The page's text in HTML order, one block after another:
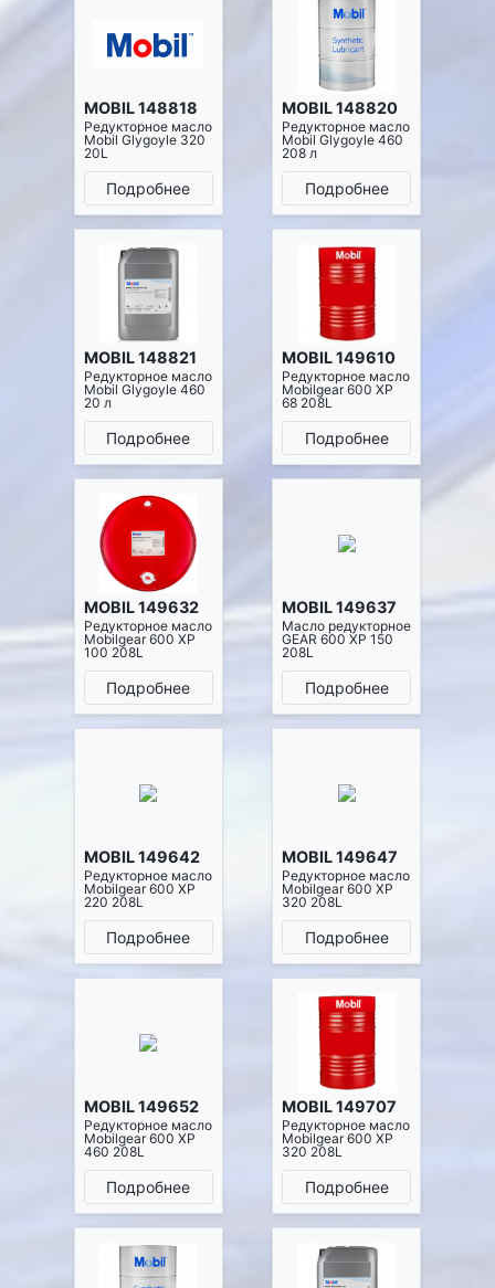
MOBIL 148818
Редукторное масло
Mobil Glygoyle 320
20L
Подробнее
MOBIL 148820
Редукторное масло
Mobil Glygoyle 460
208 л
Подробнее
MOBIL 148821
Редукторное масло
Mobil Glygoyle 460
20 л
Подробнее
MOBIL 149610
Редукторное масло
Mobilgear 600 XP
68 208L
Подробнее
MOBIL 149632
Редукторное масло
Mobilgear 600 XP
100 208L
Подробнее
MOBIL 149637
Масло редукторное
GEAR 600 XP 150
208L
Подробнее
MOBIL 149642
Редукторное масло
Mobilgear 600 XP
220 208L
Подробнее
MOBIL 149647
Редукторное масло
Mobilgear 600 XP
320 208L
Подробнее
MOBIL 149652
Редукторное масло
Mobilgear 600 XP
460 208L
Подробнее
MOBIL 149707
Редукторное масло
Mobilgear 600 XP
320 208L
Подробнее